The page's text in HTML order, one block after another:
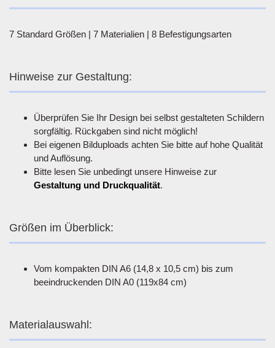
7 Standard Größen | 7 Materialien | 8 Befestigungsarten
Hinweise zur Gestaltung:
Überprüfen Sie Ihr Design bei selbst gestalteten Schildern
sorgfältig. Rückgaben sind nicht möglich!
Bei eigenen Bilduploads achten Sie bitte auf hohe Qualität
und Auflösung.
Bitte lesen Sie unbedingt unsere Hinweise zur
Gestaltung und Druckqualität.
Größen im Überblick:
Vom kompakten DIN A6 (14,8 x 10,5 cm) bis zum
beeindruckenden DIN A0 (119x84 cm)
Materialauswahl: